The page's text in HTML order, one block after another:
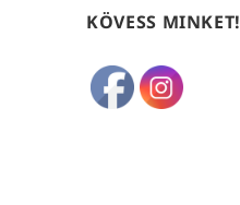
KÖVESS MINKET!